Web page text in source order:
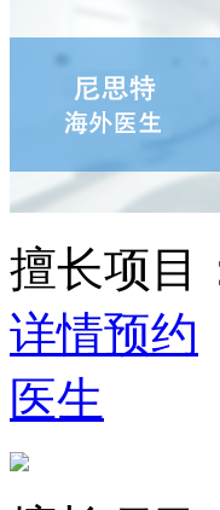
擅长项目
详情预约
医生